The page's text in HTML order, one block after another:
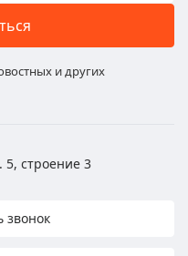
и других
строение 3
звонок